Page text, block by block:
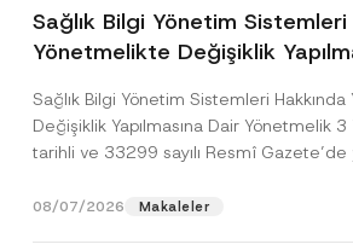
Sağlık Bilgi Yönetim Sistemleri
Yönetmelikte Değişiklik
Sağlık Bilgi Yönetim Sistemleri
Değişiklik Yapılmasına Dair Yönetmelik
tarihli ve 33299 sayılı Resmî Gazete’de
08/07/2026 Makaleler